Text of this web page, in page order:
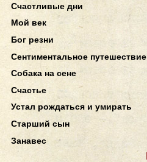
Счастливые дни
Мой век
Бог резни
Сентиментальное путешествие
Собака на сене
Счастье
Устал рождаться и умирать
Старший сын
Занавес